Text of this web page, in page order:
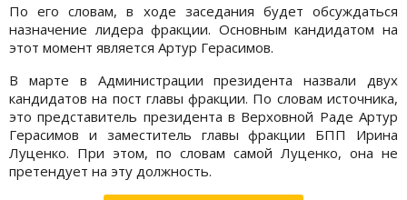
По его словам, в ходе заседания будет обсуждаться
назначение лидера фракции. Основным кандидатом на
этот момент является Артур Герасимов.
В марте в Администрации президента назвали двух
кандидатов на пост главы фракции. По словам источника,
это представитель президента в Верховной Раде Артур
Герасимов и заместитель главы фракции БПП Ирина
Луценко. При этом, по словам самой Луценко, она не
претендует на эту должность.